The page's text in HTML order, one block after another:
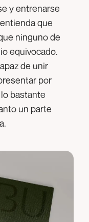
y entrenarse
que
ninguno de
equivocado.
de unir
por
bastante
un parte